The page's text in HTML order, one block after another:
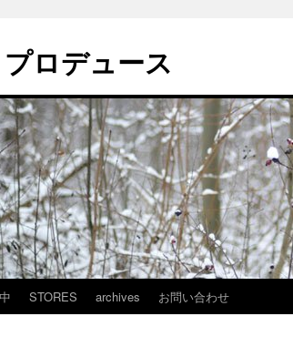
ロデュース
STORES archives お問い合わせ